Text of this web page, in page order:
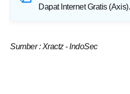
Dapat Internet Gratis (Axis).
Sumber : Xractz - IndoSec